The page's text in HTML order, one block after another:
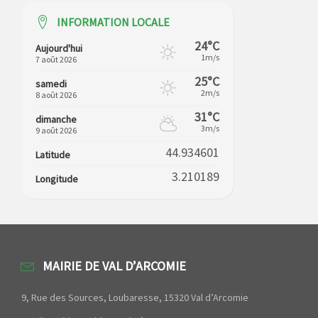
INFORMATION LOCALE
Aujourd'hui
7 août 2026
24°C
1m/s
samedi
8 août 2026
25°C
2m/s
dimanche
9 août 2026
31°C
3m/s
Latitude 44.934601
Longitude 3.210189
MAIRIE DE VAL D’ARCOMIE
9, Rue des Sources, Loubaresse, 15320 Val d’Arcomie